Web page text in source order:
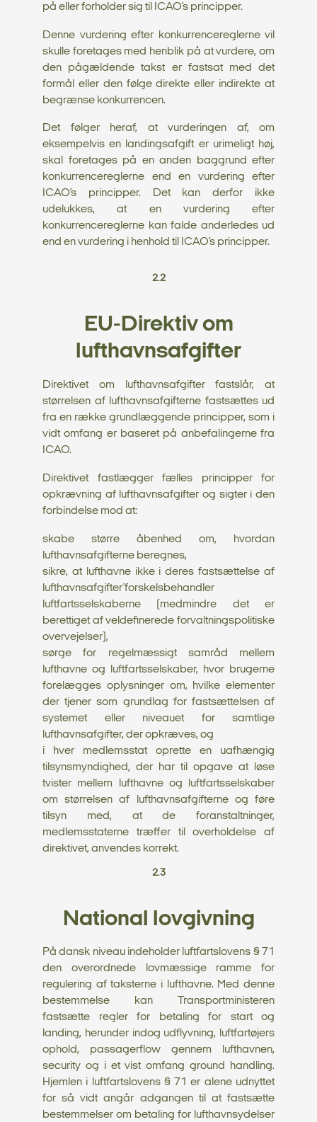
på eller forholder sig til ICAO’s principper.
Denne vurdering efter konkurrencereglerne vil
skulle foretages med henblik på at vurdere, om
den pågældende takst er fastsat med det
formål eller den følge direkte eller indirekte at
begrænse konkurrencen.
Det følger heraf, at vurderingen af, om
eksempelvis en landingsafgift er urimeligt høj,
skal foretages på en anden baggrund efter
konkurrencereglerne end en vurdering efter
ICAO’s principper. Det kan derfor ikke
udelukkes, at en vurdering efter
konkurrencereglerne kan falde anderledes ud
end en vurdering i henhold til ICAO’s principper.
2.2
EU-Direktiv om
lufthavnsafgifter
Direktivet om lufthavnsafgifter fastslår, at
størrelsen af lufthavnsafgifterne fastsættes ud
fra en række grundlæggende principper, som i
vidt omfang er baseret på anbefalingerne fra
ICAO.
Direktivet fastlægger fælles principper for
opkrævning af lufthavnsafgifter og sigter i den
forbindelse mod at:
skabe større åbenhed om, hvordan
lufthavnsafgifterne beregnes,
sikre, at lufthavne ikke i deres fastsættelse af
lufthavnsafgifter´forskelsbehandler
luftfartsselskaberne (medmindre det er
berettiget af veldefinerede forvaltningspolitiske
overvejelser),
sørge for regelmæssigt samråd mellem
lufthavne og luftfartsselskaber, hvor brugerne
forelægges oplysninger om, hvilke elementer
der tjener som grundlag for fastsættelsen af
systemet eller niveauet for samtlige
lufthavnsafgifter, der opkræves, og
i hver medlemsstat oprette en uafhængig
tilsynsmyndighed, der har til opgave at løse
tvister mellem lufthavne og luftfartsselskaber
om størrelsen af lufthavnsafgifterne og føre
tilsyn med, at de foranstaltninger,
medlemsstaterne træffer til overholdelse af
direktivet, anvendes korrekt.
2.3
National lovgivning
På dansk niveau indeholder luftfartslovens § 71
den overordnede lovmæssige ramme for
regulering af taksterne i lufthavne. Med denne
bestemmelse kan Transportministeren
fastsætte regler for betaling for start og
landing, herunder indog udflyvning, luftfartøjers
ophold, passagerflow gennem lufthavnen,
security og i et vist omfang ground handling.
Hjemlen i luftfartslovens § 71 er alene udnyttet
for så vidt angår adgangen til at fastsætte
bestemmelser om betaling for lufthavnsydelser